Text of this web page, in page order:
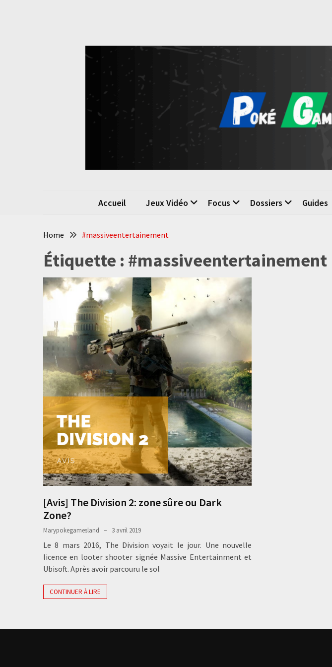
Poké Games Land
La passion du jeu vidéo
Accueil Jeux Vidéo Focus Dossiers Guides
Home #massiveentertainement
Étiquette : #massiveentertainement
[Avis] The Division 2: zone sûre ou Dark
Zone?
Marypokegamesland 3 avril 2019
Le 8 mars 2016, The Division voyait le jour. Une nouvelle
licence en looter shooter signée Massive Entertainment et
Ubisoft. Après avoir parcouru le sol
CONTINUER À LIRE